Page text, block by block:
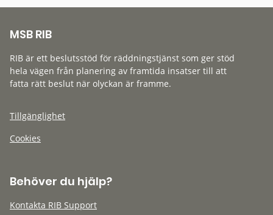
MSB RIB
RIB är ett beslutsstöd för räddningstjänst som ger stöd
hela vägen från planering av framtida insatser till att
fatta rätt beslut när olyckan är framme.
Tillgänglighet
Cookies
Behöver du hjälp?
Kontakta RIB Support